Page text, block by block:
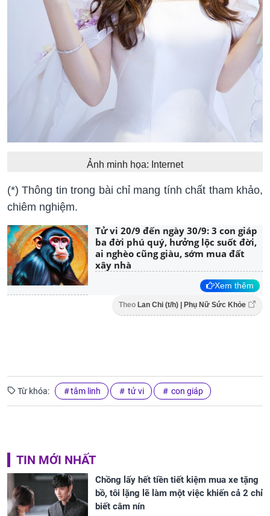
Ảnh minh họa: Internet
(*) Thông tin trong bài chỉ mang tính chất tham khảo,
chiêm nghiệm.
Tử vi 20/9 đến ngày 30/9: 3 con giáp
ba đời phú quý, hưởng lộc suốt đời,
ai nghèo cũng giàu, sớm mua đất
xây nhà
Xem thêm
Theo Lan Chi (t/h) | Phụ Nữ Sức Khỏe
Từ khóa: tâm linh tử vi con giáp
TIN MỚI NHẤT
Chồng lấy hết tiền tiết kiệm mua xe tặng
bồ, tôi lặng lẽ làm một việc khiến cả 2 chỉ
biết câm nín